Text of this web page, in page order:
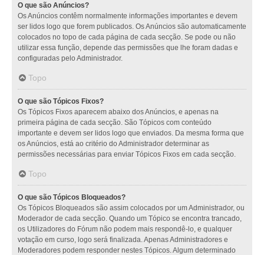
O que são Anúncios?
Os Anúncios contêm normalmente informações importantes e devem
ser lidos logo que forem publicados. Os Anúncios são automaticamente
colocados no topo de cada página de cada secção. Se pode ou não
utilizar essa função, depende das permissões que lhe foram dadas e
configuradas pelo Administrador.
Topo
O que são Tópicos Fixos?
Os Tópicos Fixos aparecem abaixo dos Anúncios, e apenas na
primeira página de cada secção. São Tópicos com conteúdo
importante e devem ser lidos logo que enviados. Da mesma forma que
os Anúncios, está ao critério do Administrador determinar as
permissões necessárias para enviar Tópicos Fixos em cada secção.
Topo
O que são Tópicos Bloqueados?
Os Tópicos Bloqueados são assim colocados por um Administrador, ou
Moderador de cada secção. Quando um Tópico se encontra trancado,
os Utilizadores do Fórum não podem mais respondê-lo, e qualquer
votação em curso, logo será finalizada. Apenas Administradores e
Moderadores podem responder nestes Tópicos. Algum determinado